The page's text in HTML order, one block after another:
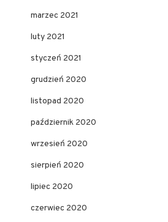
marzec 2021
luty 2021
styczeń 2021
grudzień 2020
listopad 2020
październik 2020
wrzesień 2020
sierpień 2020
lipiec 2020
czerwiec 2020